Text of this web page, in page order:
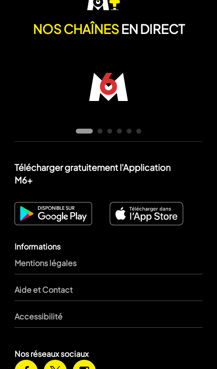
NOS CHAÎNESEN DIRECT
Télécharger gratuitement l'Application
M6+
Informations
Mentions légales
Aide et Contact
Accessibilité
Nos réseaux sociaux